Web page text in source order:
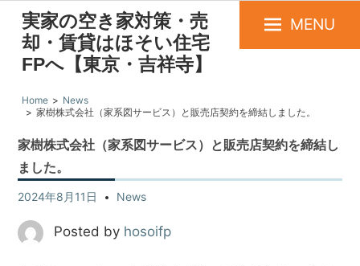
実家の空き家対策・売
却・賃貸はほそい住宅
FPへ【東京・吉祥寺】
MENU
Home
News
家樹株式会社（家系図サービス）と販売店契約を締結しました。
家樹株式会社（家系図サービス）と販売店契約を締結し
ました。
2024年8月11日 News
Posted by hosoifp